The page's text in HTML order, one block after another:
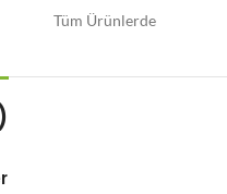
Tüm Ürünlerde